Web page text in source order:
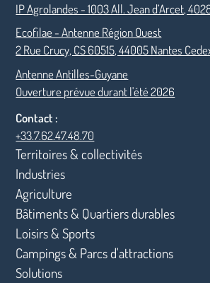
IP Agrolandes - 1003 All. Jean d’Arcet,
Ecofilae - Antenne Région Ouest
2 Rue Crucy, CS 60515, 44005 Nantes
Antenne Antilles-Guyane
Ouverture prévue durant l'été 2026
Contact :
+33.7.62.47.48.70
Territoires & collectivités
Industries
Agriculture
Bâtiments & Quartiers durables
Loisirs & Sports
Campings & Parcs d'attractions
Solutions